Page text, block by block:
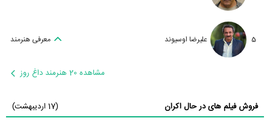
5 علیرضا اوسیوند معرفی هنرمند
مشاهده 20 هنرمند داغ روز
فروش فیلم های در حال اکران (17 اردیبهشت)